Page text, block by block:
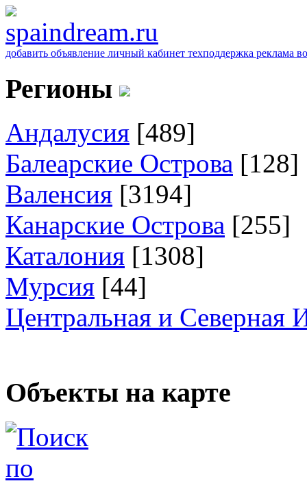
добавить объявление личный кабинет техподдержка реклама
Регионы
Андалусия [489]
Балеарские Острова [128]
Валенсия [3194]
Канарские Острова [255]
Каталония [1308]
Мурсия [44]
Центральная и Северная
Объекты на карте